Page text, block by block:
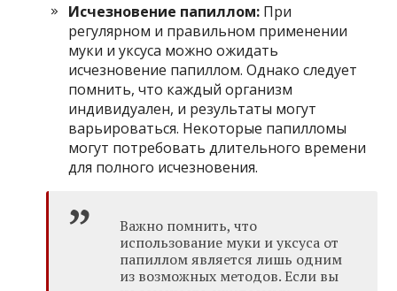
Исчезновение папиллом: При
регулярном и правильном применении
муки и уксуса можно ожидать
исчезновение папиллом. Однако следует
помнить, что каждый организм
индивидуален, и результаты могут
варьироваться. Некоторые папилломы
могут потребовать длительного времени
для полного исчезновения.
Важно помнить, что
использование муки и уксуса от
папиллом является лишь одним
из возможных методов. Если вы